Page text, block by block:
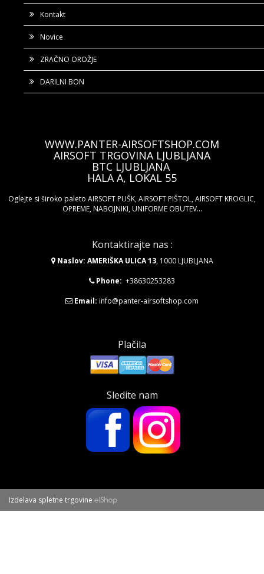
Kontakt
Novice
ZRAČNO OROŽJE
DARILNI BON
WWW.PANTER-AIRSOFTSHOP.COM
AIRSOFT TRGOVINA LJUBLJANA
BTC LJUBLJANA
HALA A, LOKAL 55
Oglejte si široko paleto AIRSOFT PUŠK, AIRSOFT PIŠTOL, AIRSOFT KROGLIC,
OPREME, NABOJNIKI, UNIFORME OBUTEV...
Kontaktirajte nas :
Naslov: AMERIŠKA ULICA 13, 1000 LJUBLJANA
Phone: +38630253283
Email: info@panter-airsoftshop.com
Plačila
Sledite nam
Izdelava spletne trgovine